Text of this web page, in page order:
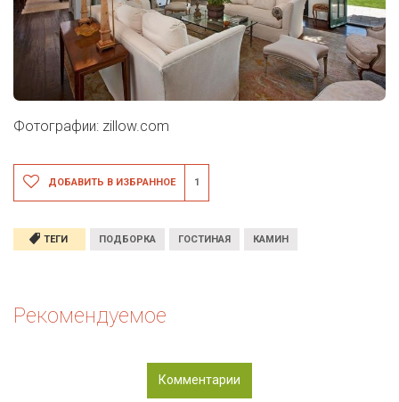
Фотографии: zillow.com
ДОБАВИТЬ В ИЗБРАННОЕ 1
ТЕГИ ПОДБОРКА ГОСТИНАЯ КАМИН
Рекомендуемое
Комментарии